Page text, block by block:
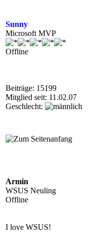
Sunny
Microsoft MVP
Offline
Beiträge: 15199
Mitglied seit: 11.02.07
Geschlecht:
Armin
WSUS Neuling
Offline
I love WSUS!